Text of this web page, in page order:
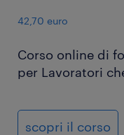
42,70 euro
Corso online di
per Lavoratori
scopri il corso